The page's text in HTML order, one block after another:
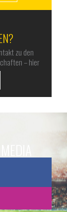
zu den
– hier